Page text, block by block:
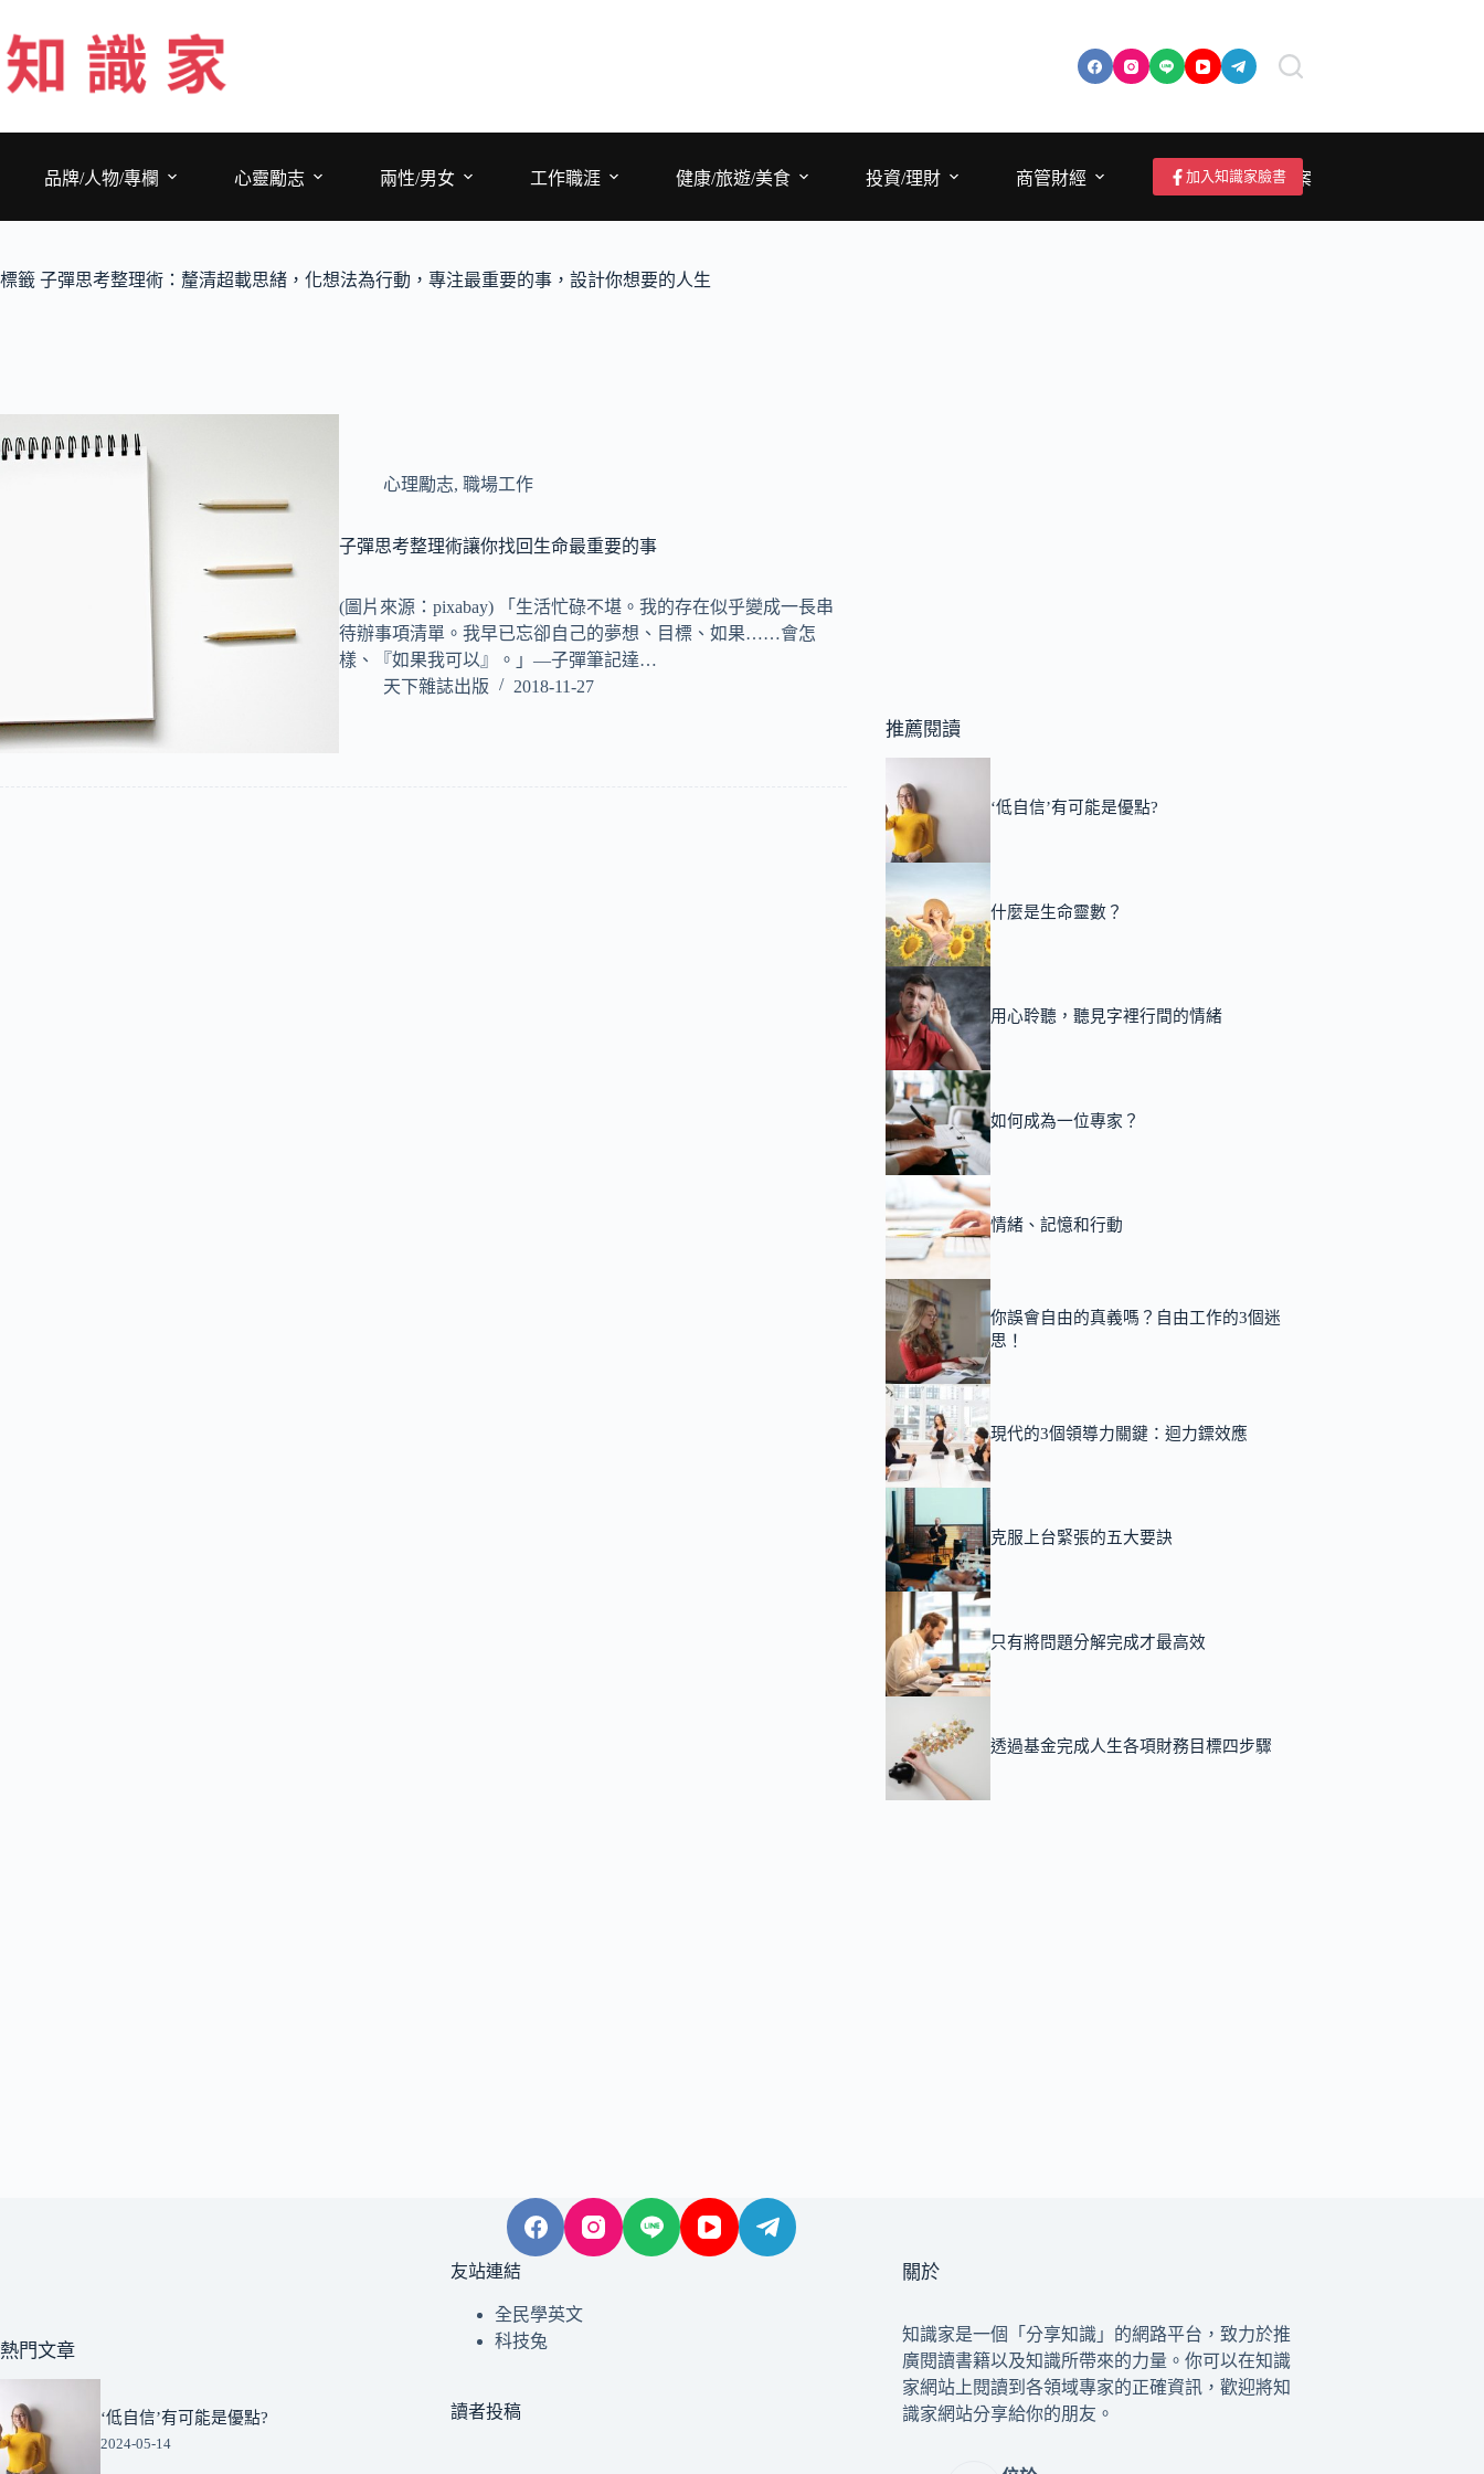
至
主
要
品牌/人物/專欄
心靈勵志 兩性/男女 工作職涯 健康/旅遊/美食 投資/理財 商管財經 成為作者/投稿/提案
加入知識家臉書
標籤 子彈思考整理術：釐清超載思緒，化想法為行動，專注最重要的事，設計你想要的人生
心理勵志, 職場工作
子彈思考整理術讓你找回生命最重要的事
(圖片來源：pixabay) 「生活忙碌不堪。我的存在似乎變成一長串
待辦事項清單。我早已忘卻自己的夢想、目標、如果……會怎
樣、『如果我可以』。」―子彈筆記達…
天下雜誌出版
2018-11-27
推薦閱讀
‘低自信’有可能是優點?
什麼是生命靈數？
用心聆聽，聽見字裡行間的情緒
如何成為一位專家？
情緒、記憶和行動
你誤會自由的真義嗎？自由工作的3個迷
思！
現代的3個領導力關鍵：迴力鏢效應
克服上台緊張的五大要訣
只有將問題分解完成才最高效
透過基金完成人生各項財務目標四步驟
熱門文章
‘低自信’有可能是優點?
2024-05-14
友站連結
全民學英文
科技兔
讀者投稿
關於
知識家是一個「分享知識」的網路平台，致力於推
廣閱讀書籍以及知識所帶來的力量。你可以在知識
家網站上閱讀到各領域專家的正確資訊，歡迎將知
識家網站分享給你的朋友。